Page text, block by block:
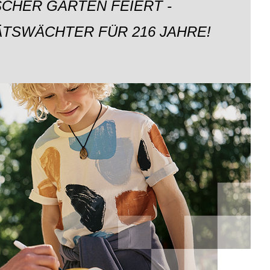
GARTEN FEIERT -
FÜR 216 JAHRE!